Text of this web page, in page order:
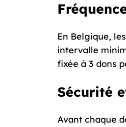
En Belgique,
intervalle
fixée à 3 dons
Sécurité
Avant chaque